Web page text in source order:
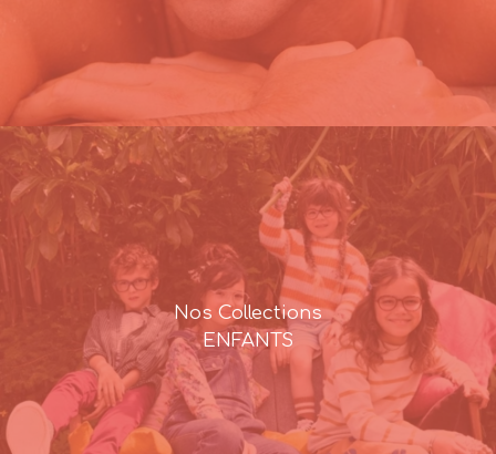
Nos Collections
ENFANTS